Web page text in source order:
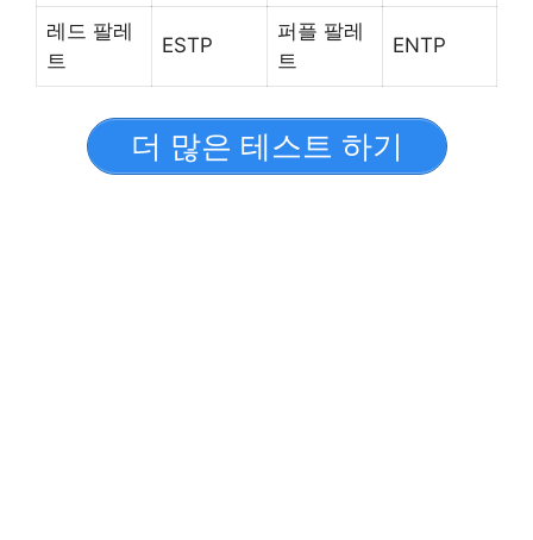
레드 팔레
트
ESTP
퍼플 팔레
트
ENTP
더 많은 테스트 하기